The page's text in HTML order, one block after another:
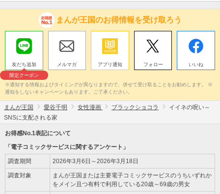
まんが王国のお得情報を受け取ろう
友だち追加
限定クーポン
メルマガ アプリ通知 フォロー いいね
※通知する情報およびタイミングが異なりますので、併せて受け取ることをお勧めします。 ※
通知をしないキャンペーンもあります。ご了承ください。
まんが王国 愛谷千明 女性漫画 ブラックショコラ
イイネの呪い～
SNSに支配される家
お得感No.1表記について
「電子コミックサービスに関するアンケート」
調査期間 2026年3月6日～2026年3月18日
調査対象
まんが王国または主要電子コミックサービスのうちいずれか
をメイン且つ有料で利用している20歳～69歳の男女